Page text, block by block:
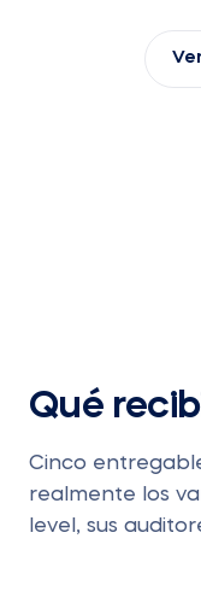
Qué
Cinco
realmente los
level, sus